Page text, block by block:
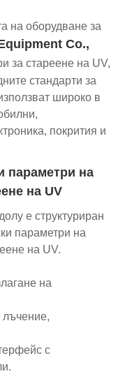
на оборудване за
Co.,
за стареене на UV,
стандарти за
широко в
покрития и
параметри на
на UV
е структуриран
параметри на
на UV.
на
лъчение,
с